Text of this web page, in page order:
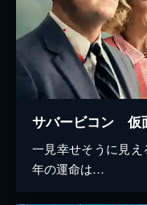
サバービコン 仮
一見幸せそうに見
年の運命は…